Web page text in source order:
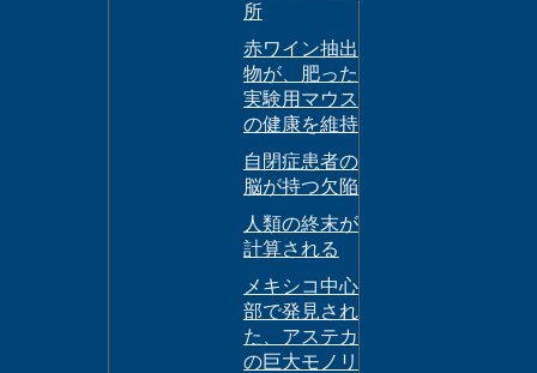
所
赤ワイン抽出
物が、肥った
実験用マウス
の健康を維持
自閉症患者の
脳が持つ欠陥
人類の終末が
計算される
メキシコ中心
部で発見され
た、アステカ
の巨大モノリ